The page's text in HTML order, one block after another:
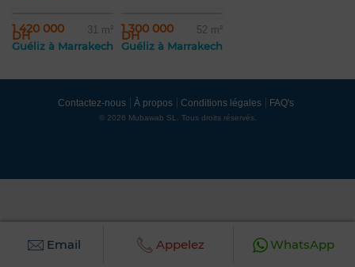
1 420 000
DH 31 m²
Guéliz à Marrakech
1 300 000
DH 52 m²
Guéliz à Marrakech
Email Appelez WhatsApp
Contactez-nous À propos Conditions légales FAQ's
© 2026 Mubawab SL. Tous droits réservés.